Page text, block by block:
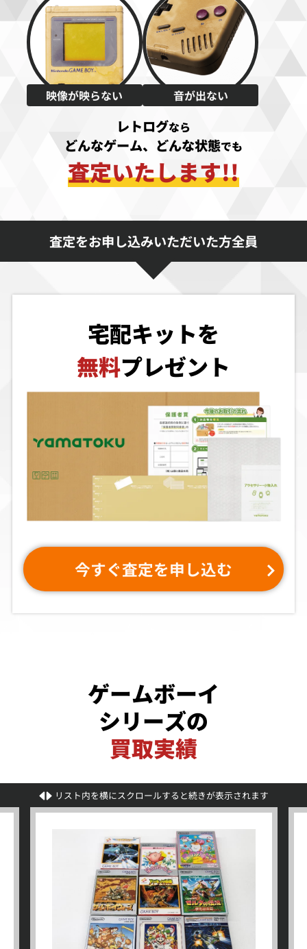
映像が映らない 音が出ない
レトログなら
どんなゲーム、どんな状態でも
査定いたします!!
査定をお申し込みいただいた方全員
宅配キットを
無料プレゼント
今すぐ査定を申し込む
ゲームボーイ
シリーズの
買取実績
リスト内を横にスクロールすると続きが表示されます